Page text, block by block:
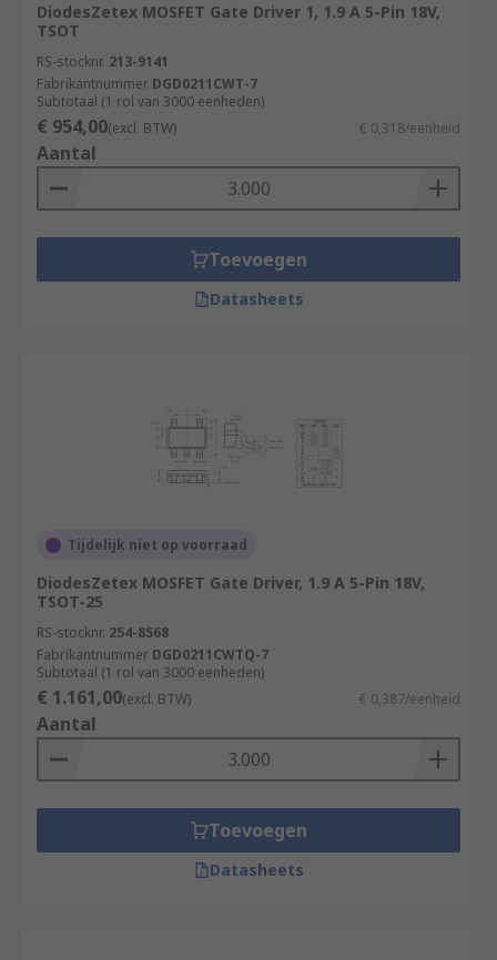
DiodesZetex MOSFET Gate Driver 1, 1.9 A 5-Pin 18V,
TSOT
RS-stocknr. 213-9141
Fabrikantnummer DGD0211CWT-7
Subtotaal (1 rol van 3000 eenheden)
€ 954,00(excl. BTW) € 0,318/eenheid
Aantal
Toevoegen
Datasheets
Tijdelijk niet op voorraad
DiodesZetex MOSFET Gate Driver, 1.9 A 5-Pin 18V,
TSOT-25
RS-stocknr. 254-8568
Fabrikantnummer DGD0211CWTQ-7
Subtotaal (1 rol van 3000 eenheden)
€ 1.161,00(excl. BTW) € 0,387/eenheid
Aantal
Toevoegen
Datasheets